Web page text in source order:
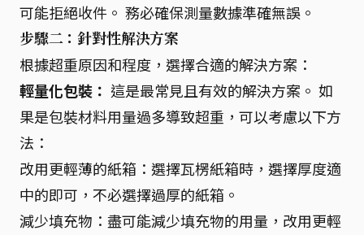
可能拒絕收件。 務必確保測量數據準確無誤。
步驟二：針對性解決方案
根據超重原因和程度，選擇合適的解決方案：
輕量化包裝： 這是最常見且有效的解決方案。 如
果是包裝材料用量過多導致超重，可以考慮以下方
法：
改用更輕薄的紙箱：選擇瓦楞紙箱時，選擇厚度適
中的即可，不必選擇過厚的紙箱。
減少填充物：盡可能減少填充物的用量，改用更輕